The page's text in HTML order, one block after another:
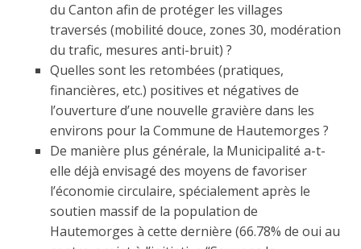
du Canton afin de protéger les villages
traversés (mobilité douce, zones 30, modération
du trafic, mesures anti-bruit) ?
Quelles sont les retombées (pratiques,
financières, etc.) positives et négatives de
l’ouverture d’une nouvelle gravière dans les
environs pour la Commune de Hautemorges ?
De manière plus générale, la Municipalité a-t-
elle déjà envisagé des moyens de favoriser
l’économie circulaire, spécialement après le
soutien massif de la population de
Hautemorges à cette dernière (66.78% de oui au